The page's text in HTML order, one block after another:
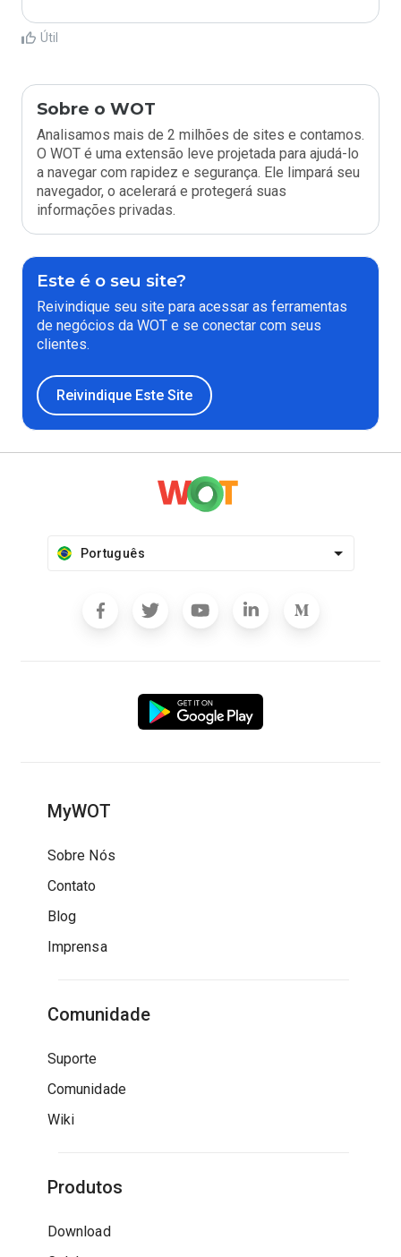
Útil
Sobre o WOT
Analisamos mais de 2 milhões de sites e contamos.
O WOT é uma extensão leve projetada para ajudá-lo
a navegar com rapidez e segurança. Ele limpará seu
navegador, o acelerará e protegerá suas
informações privadas.
Este é o seu site?
Reivindique seu site para acessar as ferramentas
de negócios da WOT e se conectar com seus
clientes.
Reivindique Este Site
Português
MyWOT
Sobre Nós
Contato
Blog
Imprensa
Comunidade
Suporte
Comunidade
Wiki
Produtos
Download